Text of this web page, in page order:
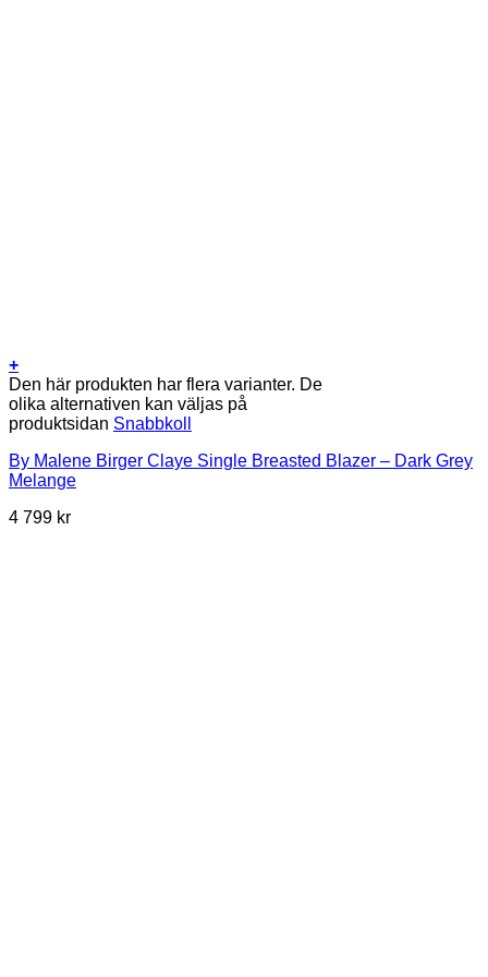
+
Den här produkten har flera varianter. De
olika alternativen kan väljas på
produktsidan Snabbkoll
By Malene Birger Claye Single Breasted Blazer – Dark Grey
Melange
4 799 kr